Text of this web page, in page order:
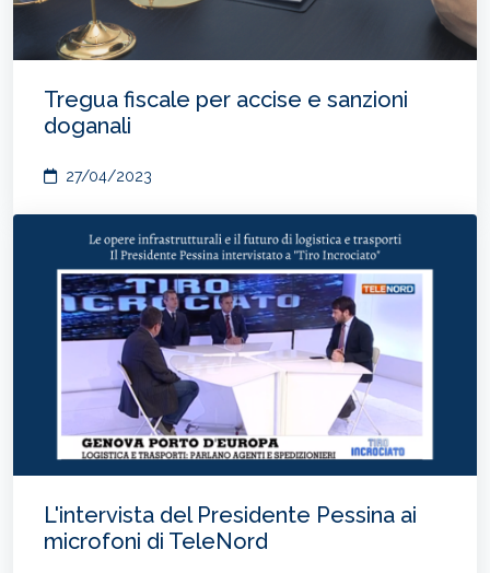
Tregua fiscale per accise e sanzioni
doganali
27/04/2023
L'intervista del Presidente Pessina ai
microfoni di TeleNord